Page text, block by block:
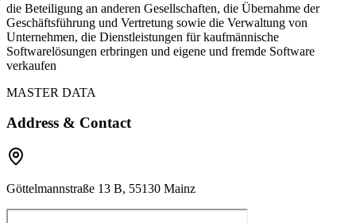
die Beteiligung an anderen Gesellschaften, die Übernahme der
Geschäftsführung und Vertretung sowie die Verwaltung von
Unternehmen, die Dienstleistungen für kaufmännische
Softwarelösungen erbringen und eigene und fremde Software
verkaufen
MASTER DATA
Address & Contact
Göttelmannstraße 13 B, 55130 Mainz